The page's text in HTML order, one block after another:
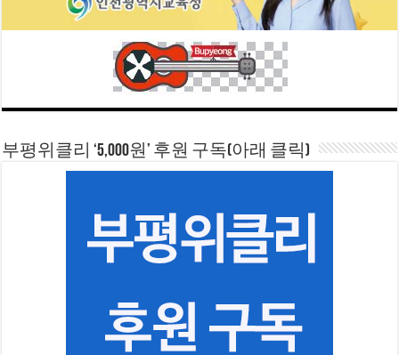
부평위클리 ‘5,000원’ 후원 구독(아래 클릭)